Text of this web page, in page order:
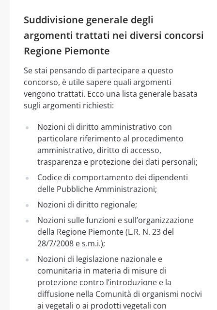
Suddivisione generale degli
argomenti trattati nei diversi concorsi
Regione Piemonte
Se stai pensando di partecipare a questo
concorso, è utile sapere quali argomenti
vengono trattati. Ecco una lista generale basata
sugli argomenti richiesti:
Nozioni di diritto amministrativo con
particolare riferimento al procedimento
amministrativo, diritto di accesso,
trasparenza e protezione dei dati personali;
Codice di comportamento dei dipendenti
delle Pubbliche Amministrazioni;
Nozioni di diritto regionale;
Nozioni sulle funzioni e sull’organizzazione
della Regione Piemonte (L.R. N. 23 del
28/7/2008 e s.m.i.);
Nozioni di legislazione nazionale e
comunitaria in materia di misure di
protezione contro l’introduzione e la
diffusione nella Comunità di organismi nocivi
ai vegetali o ai prodotti vegetali con